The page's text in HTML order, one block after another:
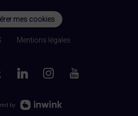
mes cookies
Mentions légales
by